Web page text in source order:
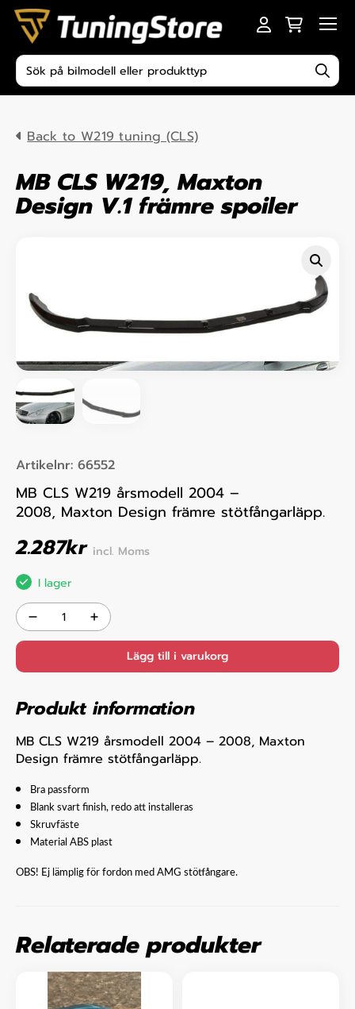
Skip to content
Produktsökning
Back to W219 tuning (CLS)
MB CLS W219, Maxton
Design V.1 främre spoiler
Artikelnr: 66552
MB CLS W219 årsmodell 2004 –
2008, Maxton Design främre stötfångarläpp.
2.287kr incl. Moms
I lager
Lägg till i varukorg
Produkt information
MB CLS W219 årsmodell 2004 – 2008, Maxton
Design främre stötfångarläpp.
Bra passform
Blank svart finish, redo att installeras
Skruvfäste
Material ABS plast
OBS! Ej lämplig för fordon med AMG stötfångare.
Relaterade produkter